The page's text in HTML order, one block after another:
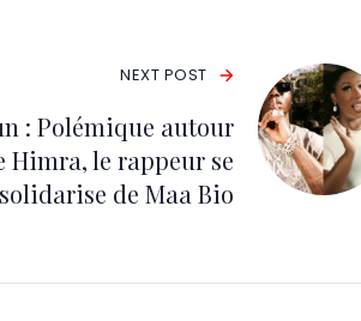
NEXT POST
: Polémique autour
Himra, le rappeur se
de Maa Bio